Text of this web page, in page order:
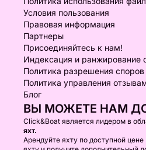
Условия пользования
Правовая информация
Партнеры
Присоединяйтесь к нам!
Индексация и ранжирование
Политика разрешения споров
Политика управления
Блог
ВЫ МОЖЕТЕ НАМ
Click&Boat является лидером в
яхт.
Арендуйте яхту по доступной